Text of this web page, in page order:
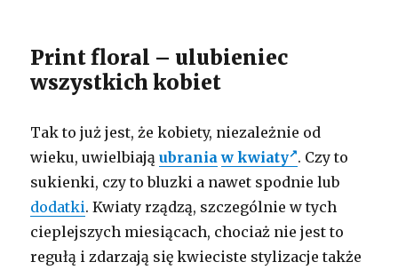
Print floral – ulubieniec
wszystkich kobiet
Tak to już jest, że kobiety, niezależnie od
wieku, uwielbiają ubrania w kwiaty . Czy to
sukienki, czy to bluzki a nawet spodnie lub
dodatki. Kwiaty rządzą, szczególnie w tych
cieplejszych miesiącach, chociaż nie jest to
regułą i zdarzają się kwieciste stylizacje także